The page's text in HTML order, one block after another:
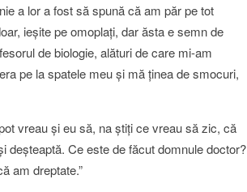
a lor a fost să spună că am păr pe tot
ieşite pe omoplaţi, dar ăsta e semn de
de biologie, alături de care mi-am
pe la spatele meu şi mă ţinea de smocuri,
vreau şi eu să, na ştiţi ce vreau să zic, că
deşteaptă. Ce este de făcut domnule doctor?
am dreptate.”